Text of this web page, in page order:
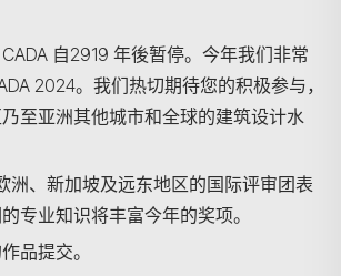
搜寻
自2919 年後暂停。今年我们非常
2024。我们热切期待您的积极参与，
至亚洲其他城市和全球的建筑设计水
洲、新加坡及远东地区的国际评审团表
专业知识将丰富今年的奖项。
品提交。